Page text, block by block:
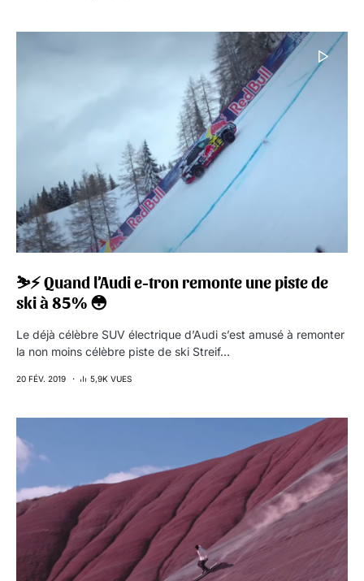
⛷⚡️ Quand l’Audi e-tron remonte une piste de
ski à 85% 😳
Le déjà célèbre SUV électrique d’Audi s’est amusé à remonter
la non moins célèbre piste de ski Streif…
20 FÉV. 2019 5,9K VUES